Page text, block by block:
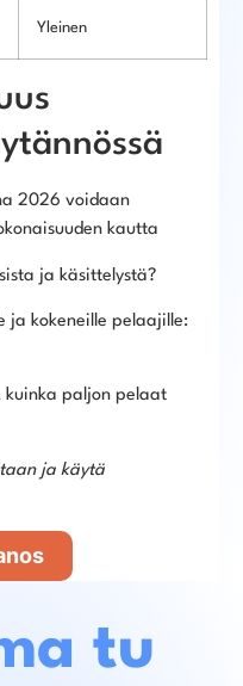
Yleinen
2026 voidaan
kautta
ja käsittelystä?
ja kokeneille pelaajille:
kuinka paljon pelaat
ja käytä
tu